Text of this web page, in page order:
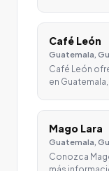
Café León
Guatemala,
Café León
en
Mago Lara
Guatemala,
Conozca